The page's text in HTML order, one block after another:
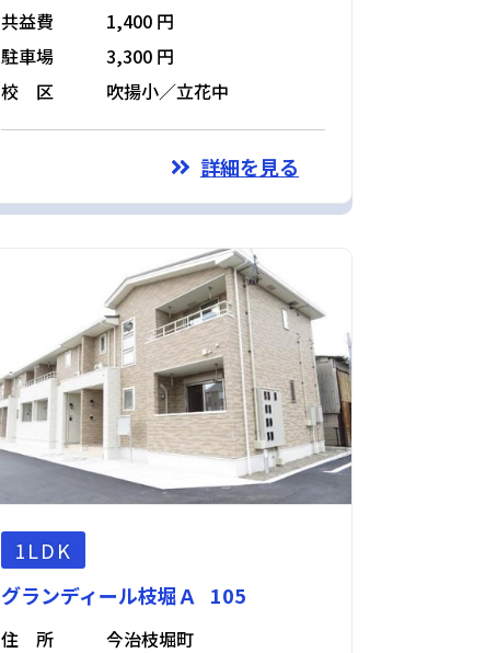
共益費
1,400 円
駐車場
3,300 円
校 区
吹揚小／立花中
詳細を見る
1LDK
グランディール枝堀Ａ 105
住 所
今治枝堀町